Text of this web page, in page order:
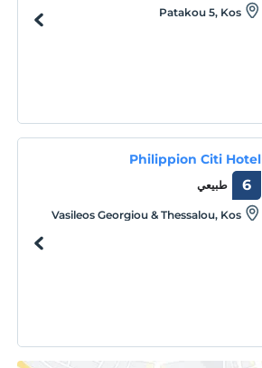
Patakou 5, Kos
Philippion Citi Hotel
طبيعي 6
Vasileos Georgiou & Thessalou, Kos